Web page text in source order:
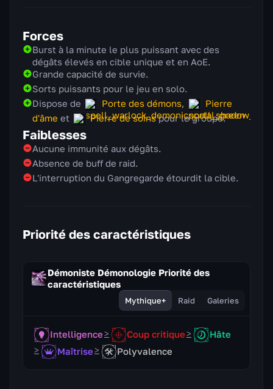
Forces
Burst à la minute le plus puissant avec des
dégâts élevés en cible unique et en AoE.
Grande capacité de survie.
Sorts puissants pour le jeu en solo.
Dispose de
Porte des démons,
Pierre
d'âme et Pierre de soinspour le groupe.
Faiblesses
Aucune immunité aux dégâts.
Absence de buff de raid.
L'interruption du Gangregarde étourdit la cible.
Priorité des caractéristiques
Démoniste Démonologie Priorité des
caractéristiques
Mythique+ Raid Galeries
Intelligence Coup critique
Hâte
Maîtrise
Polyvalence